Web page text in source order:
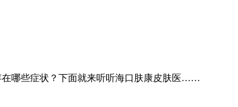
在哪些症状？下面就来听听海口肤康皮肤医……